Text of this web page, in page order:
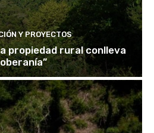
Y PROYECTOS
propiedad rural conlleva